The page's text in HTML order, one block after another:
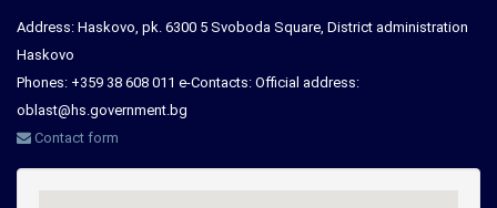
Address: Haskovo, pk. 6300 5 Svoboda Square, District administration
Haskovo
Phones: +359 38 608 011 e-Contacts: Official address:
oblast@hs.government.bg
Contact form